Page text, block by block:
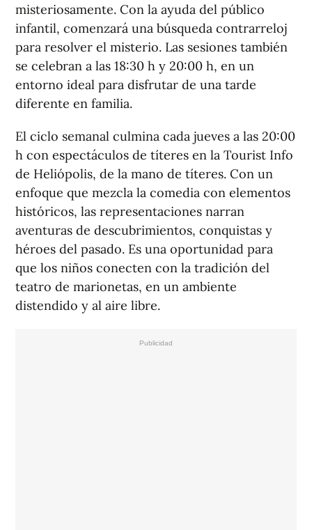
misteriosamente. Con la ayuda del público
infantil, comenzará una búsqueda contrarreloj
para resolver el misterio. Las sesiones también
se celebran a las 18:30 h y 20:00 h, en un
entorno ideal para disfrutar de una tarde
diferente en familia.
El ciclo semanal culmina cada jueves a las 20:00
h con espectáculos de títeres en la Tourist Info
de Heliópolis, de la mano de títeres. Con un
enfoque que mezcla la comedia con elementos
históricos, las representaciones narran
aventuras de descubrimientos, conquistas y
héroes del pasado. Es una oportunidad para
que los niños conecten con la tradición del
teatro de marionetas, en un ambiente
distendido y al aire libre.